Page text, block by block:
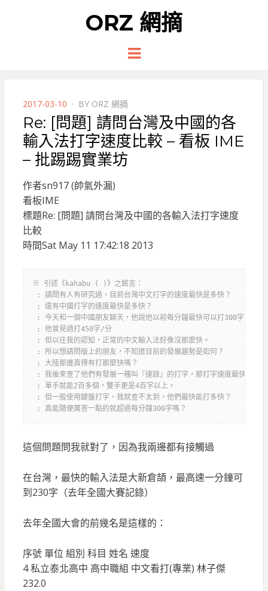
ORZ 網摘
Menu
POSTED
ON
2017-03-10 BY ORZ 網摘
Re: [問題] 請問台灣及中國的各
輸入法打字速度比較 – 看板 IME
– 批踢踢實業坊
作者sn917 (帥氣外漏)
看板IME
標題Re: [問題] 請問台灣及中國的各輸入法打字速度
比較
時間Sat May 11 17:42:18 2013
※ 引述《kahabu ( )》之銘言：
: 請問有人有研究過，目前台灣中文打字的速度最快是多快？
: 還有中國打字的速度最快是多快？
: 今天和一個中國朋友聊天，他說他以前每分鐘最快可以打300字
: 他曾見過打450字/分
: 但以往我的認知，正常的中文輸入法好像沒那麼快。
: 所以想請問版上的朋友，不知道目前的發展趨勢是如何？
: 大陸那邊真得有打那麼快嗎？
: 我後來查了他們有發展一種叫『速錄』的打字，那打字速度最快一分
: 單手就能2百多個，雙手更是4百字以上。
: 但一般使用鍵盤打字，我就查不太到，他們最快能打多快？
: 真能隨便厲害一點的就超過每分鐘300字嗎？
這個問題問我就對了，因為我兩邊都有接觸過
在台灣，最快的輸入法是大新倉頡，最高速一分鐘可
到230字（去年全國大賽記錄）
去年全國大會的前幾名是這樣的：
序號 單位 組別 科目 姓名 速度
4 私立泰北高中 高中職組 中文看打(專業) 林子傑
232.0